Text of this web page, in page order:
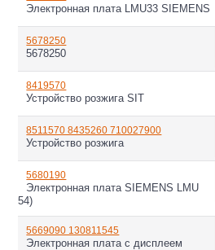
Электронная плата LMU33 SIEMENS
5678250
5678250
8419570
Устройство розжига SIT
8511570 8435260 710027900
Устройство розжига
5680190
Электронная плата SIEMENS LMU
54)
5669090 130811545
Электронная плата с дисплеем